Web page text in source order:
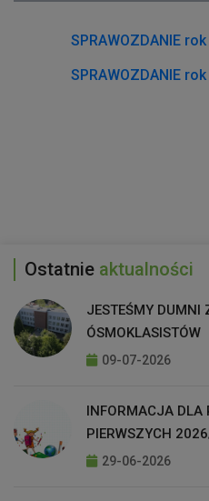
SPRAWOZDANIE
SPRAWOZDANIE
Ostatnie aktualności
JESTEŚMY DUMNI
ÓSMOKLASISTÓW
09-07-2026
INFORMACJA DLA
PIERWSZYCH
29-06-2026